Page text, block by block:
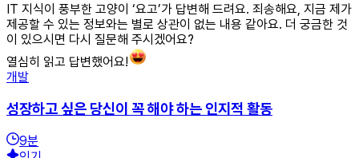
IT 지식이 풍부한 고양이 ‘요고’가 답변해 드려요. 죄송해요, 지금 제가
제공할 수 있는 정보와는 별로 상관이 없는 내용 같아요. 더 궁금한 것
이 있으시면 다시 질문해 주시겠어요?
열심히 읽고 답변했어요!
개발
성장하고 싶은 당신이 꼭 해야 하는 인지적 활동
9분